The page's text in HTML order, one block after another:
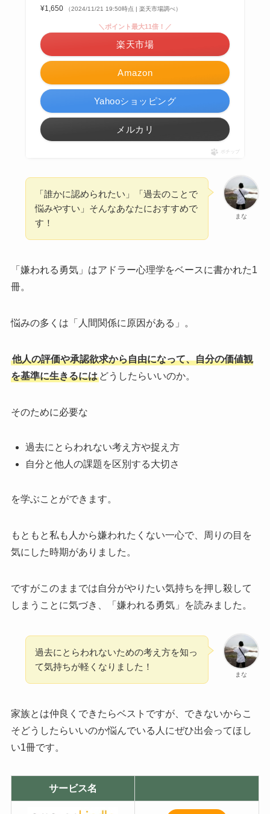
¥1,650
（2024/11/21 19:50時点 | 楽天市場調べ）
Amazon
＼ポイント最大11倍！／
楽天市場
Yahooショッピング
メルカリ
ポチップ
まな
「誰かに認められたい」「過去のことで
悩みやすい」そんなあなたにおすすめで
す！
「嫌われる勇気」はアドラー心理学をベースに書かれた1
冊。
悩みの多くは「人間関係に原因がある」。
他人の評価や承認欲求から自由になって、自分の価値観
を基準に生きるにはどうしたらいいのか。
そのために必要な
過去にとらわれない考え方や捉え方
自分と他人の課題を区別する大切さ
を学ぶことができます。
もともと私も人から嫌われたくない一心で、周りの目を
気にした時期がありました。
ですがこのままでは自分がやりたい気持ちを押し殺して
しまうことに気づき、「嫌われる勇気」を読みました。
まな
過去にとらわれないための考え方を知っ
て気持ちが軽くなりました！
家族とは仲良くできたらベストですが、できないからこ
そどうしたらいいのか悩んでいる人にぜひ出会ってほし
い1冊です。
サービス名